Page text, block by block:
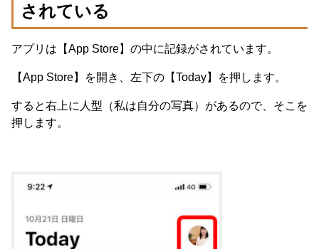
されている
アプリは【App Store】の中に記録がされています。
【App Store】を開き、左下の【Today】を押します。
すると右上に人型（私は自分の写真）があるので、そこを
押します。